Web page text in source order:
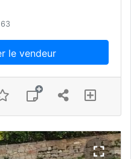
le vendeur